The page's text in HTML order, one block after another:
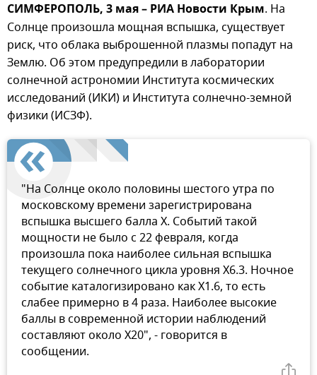
СИМФЕРОПОЛЬ, 3 мая – РИА Новости Крым. На
Солнце произошла мощная вспышка, существует
риск, что облака выброшенной плазмы попадут на
Землю. Об этом предупредили в лаборатории
солнечной астрономии Института космических
исследований (ИКИ) и Института солнечно-земной
физики (ИСЗФ).
"На Солнце около половины шестого утра по
московскому времени зарегистрирована
вспышка высшего балла X. Событий такой
мощности не было с 22 февраля, когда
произошла пока наиболее сильная вспышка
текущего солнечного цикла уровня X6.3. Ночное
событие каталогизировано как X1.6, то есть
слабее примерно в 4 раза. Наиболее высокие
баллы в современной истории наблюдений
составляют около X20", - говорится в
сообщении.